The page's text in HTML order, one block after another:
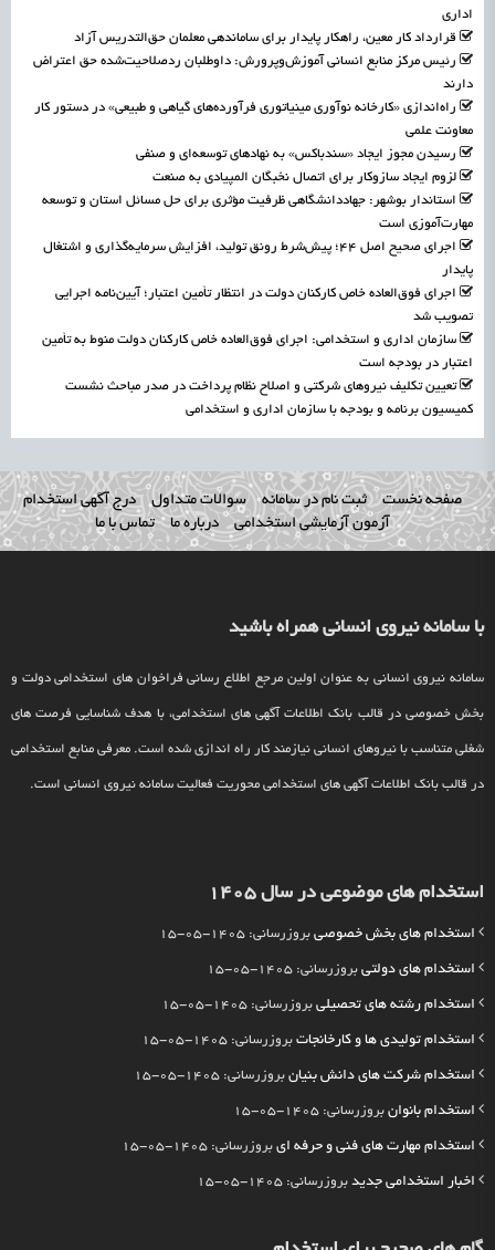
اداری
قرارداد کار معین، راهکار پایدار برای ساماندهی معلمان حق‌التدریس آزاد
رئیس مرکز منابع انسانی آموزش‌وپرورش: داوطلبان ردصلاحیت‌شده حق اعتراض
دارند
راه‌اندازی «کارخانه نوآوری مینیاتوری فرآورده‌های گیاهی و طبیعی» در دستور کار
معاونت علمی
رسیدن مجوز ایجاد «سندباکس» به نهادهای توسعه‌ای و صنفی
لزوم ایجاد سازوکار برای اتصال نخبگان المپیادی به صنعت
استاندار بوشهر: جهاددانشگاهی ظرفیت مؤثری برای حل مسائل استان و توسعه
مهارت‌آموزی است
اجرای صحیح اصل ۴۴؛ پیش‌شرط رونق تولید، افزایش سرمایه‌گذاری و اشتغال
پایدار
اجرای فوق‌العاده خاص کارکنان دولت در انتظار تأمین اعتبار؛ آیین‌نامه اجرایی
تصویب شد
سازمان اداری و استخدامی: اجرای فوق‌العاده خاص کارکنان دولت منوط به تأمین
اعتبار در بودجه است
تعیین تکلیف نیروهای شرکتی و اصلاح نظام پرداخت در صدر مباحث نشست
کمیسیون برنامه و بودجه با سازمان اداری و استخدامی
صفحه نخست ثبت نام در سامانه سوالات متداول
درج آگهی استخدام
آزمون آزمایشی استخدامی
درباره ما تماس با ما
با سامانه نیروی انسانی همراه باشید
سامانه نیروی انسانی به عنوان اولین مرجع اطلاع رسانی فراخوان های استخدامی دولت و
بخش خصوصی در قالب بانک اطلاعات آگهی های استخدامی، با هدف شناسایی فرصت های
شغلی متناسب با نیروهای انسانی نیازمند کار راه اندازی شده است. معرفی منابع استخدامی
در قالب بانک اطلاعات آگهی های استخدامی محوریت فعالیت سامانه نیروی انسانی است.
استخدام های موضوعی در سال 1405
استخدام های بخش خصوصی بروزرسانی: 1405-05-15
استخدام های دولتی بروزرسانی: 1405-05-15
استخدام رشته های تحصیلی بروزرسانی: 1405-05-15
استخدام تولیدی ها و کارخانجات بروزرسانی: 1405-05-15
استخدام شرکت های دانش بنیان بروزرسانی: 1405-05-15
استخدام بانوان بروزرسانی: 1405-05-15
استخدام مهارت های فنی و حرفه ای بروزرسانی: 1405-05-15
اخبار استخدامی جدید بروزرسانی: 1405-05-15